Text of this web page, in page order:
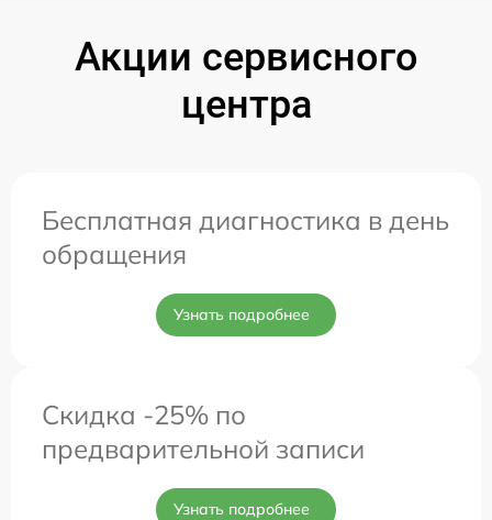
Акции сервисного
центра
Бесплатная диагностика в день
обращения
Узнать подробнее
Скидка -25% по
предварительной записи
Узнать подробнее